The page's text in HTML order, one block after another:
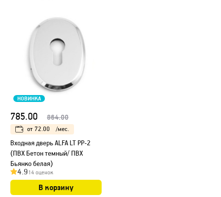
НОВИНКА
785.00 864.00
от 72.00 /мес.
Входная дверь ALFA LT РР-2
(ПВХ Бетон темный/ ПВХ
Бьянко белая)
4.914 оценок
В корзину